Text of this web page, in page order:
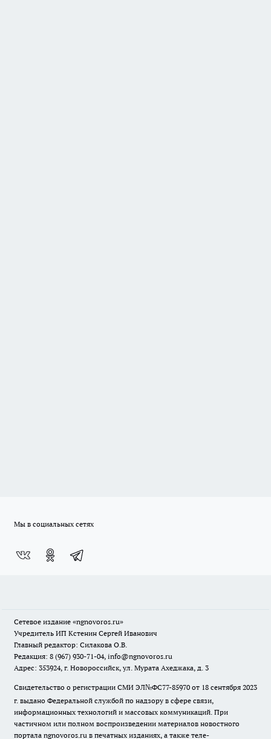
Мы в социальных сетях
Сетевое издание «ngnovoros.ru»
Учредитель ИП Кстенин Сергей Иванович
Главный редактор: Силакова О.В.
Редакция: 8 (967) 930-71-04, info@ngnovoros.ru
Адрес: 353924, г. Новороссийск, ул. Мурата Ахеджака, д. 3
Свидетельство о регистрации СМИ ЭЛ№ФС77-85970 от 18 сентября 2023
г. выдано Федеральной службой по надзору в сфере связи,
информационных технологий и массовых коммуникаций. При
частичном или полном воспроизведении материалов новостного
портала ngnovoros.ru в печатных изданиях, а также теле-